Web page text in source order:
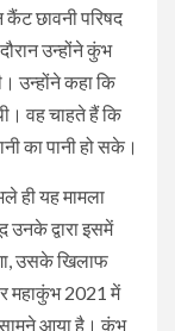
छावनी परिषद
उन्होंने कुंभ
उन्होंने कहा कि
वह चाहते हैं कि
का पानी हो सके।
ही यह मामला
द्वारा इसमें
उसके खिलाफ
महाकुंभ 2021 में
सामने आया है। कुंभ